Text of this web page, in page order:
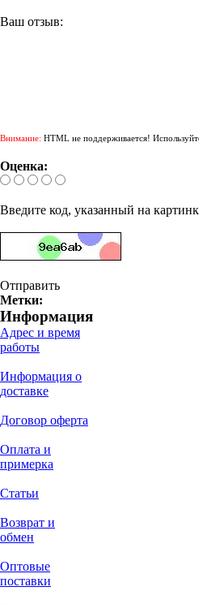
Ваш отзыв:
Внимание: HTML не поддерживается!
Оценка:
Введите код, указанный на
Отправить
Метки:
Информация
Адрес и время
работы
Информация о
доставке
Договор оферта
Оплата и
примерка
Статьи
Возврат и
обмен
Оптовые
поставки